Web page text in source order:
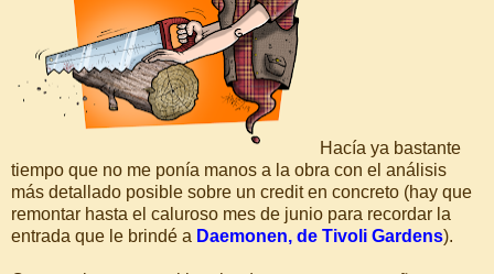
Hacía ya bastante
tiempo que no me ponía manos a la obra con el análisis
más detallado posible sobre un credit en concreto (hay que
remontar hasta el caluroso mes de junio para recordar la
entrada que le brindé a Daemonen, de Tivoli Gardens).